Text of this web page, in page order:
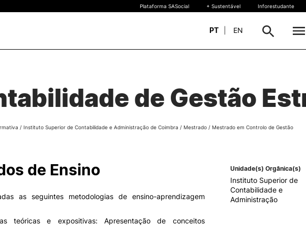
Oferta Formativa
Bolsas de Mérito
Legislação | Regulamentos
Diplomas Estrangeiros
Estudante
Plataforma SASocial + Sustentável Inforestudante
PT EN
de Gestão
/ Instituto Superior de Contabilidade e Administração de Coimbra / Mestrado / Mestrado em Controlo de Gestão
de Ensino
as seguintes metodologias de ensino-aprendizagem
teóricas e expositivas: Apresentação de conceitos
Unidade(s) Orgânica(s)
Instituto Superior de
Contabilidade e
Administração